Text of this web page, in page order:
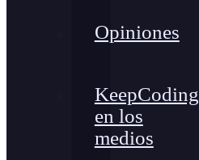
Opiniones
KeepCoding
en los
medios